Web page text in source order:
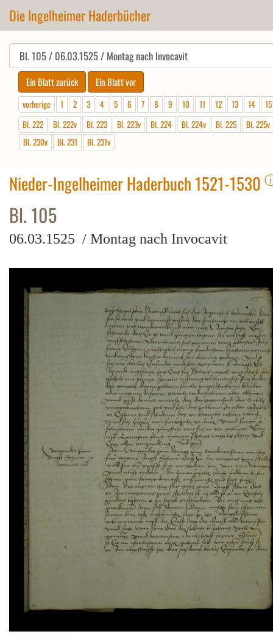
Die Ingelheimer Haderbücher
vorherige 1 2 3 4 5 6 7 8 9 10 11 12 13 14
15
Bl. 222
Bl. 222v Bl. 223 Bl. 223v Bl. 224 Bl. 224v Bl. 225
Bl. 225v
Bl. 230v
Bl. 231 Bl. 231v
Nieder-Ingelheimer Haderbuch 1521-1530
Bl. 105
06.03.1525 / Montag nach Invocavit